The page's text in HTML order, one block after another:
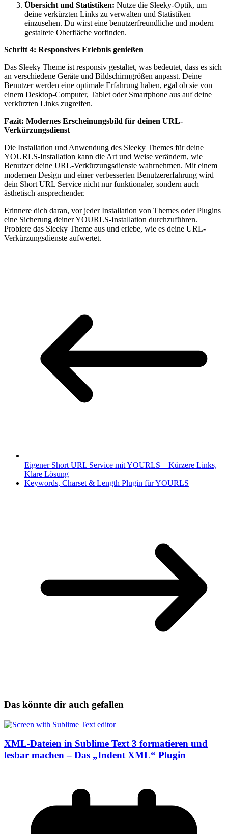
Übersicht und Statistiken: Nutze die Sleeky-Optik, um
deine verkürzten Links zu verwalten und Statistiken
einzusehen. Du wirst eine benutzerfreundliche und modern
gestaltete Oberfläche vorfinden.
Schritt 4: Responsives Erlebnis genießen
Das Sleeky Theme ist responsiv gestaltet, was bedeutet, dass es sich
an verschiedene Geräte und Bildschirmgrößen anpasst. Deine
Benutzer werden eine optimale Erfahrung haben, egal ob sie von
einem Desktop-Computer, Tablet oder Smartphone aus auf deine
verkürzten Links zugreifen.
Fazit: Modernes Erscheinungsbild für deinen URL-
Verkürzungsdienst
Die Installation und Anwendung des Sleeky Themes für deine
YOURLS-Installation kann die Art und Weise verändern, wie
Benutzer deine URL-Verkürzungsdienste wahrnehmen. Mit einem
modernen Design und einer verbesserten Benutzererfahrung wird
dein Short URL Service nicht nur funktionaler, sondern auch
ästhetisch ansprechender.
Erinnere dich daran, vor jeder Installation von Themes oder Plugins
eine Sicherung deiner YOURLS-Installation durchzuführen.
Probiere das Sleeky Theme aus und erlebe, wie es deine URL-
Verkürzungsdienste aufwertet.
Eigener Short URL Service mit YOURLS – Kürzere Links,
Klare Lösung
Keywords, Charset & Length Plugin für YOURLS
Das könnte dir auch gefallen
XML-Dateien in Sublime Text 3 formatieren und
lesbar machen – Das „Indent XML“ Plugin